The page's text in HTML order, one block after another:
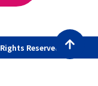
Reserved.